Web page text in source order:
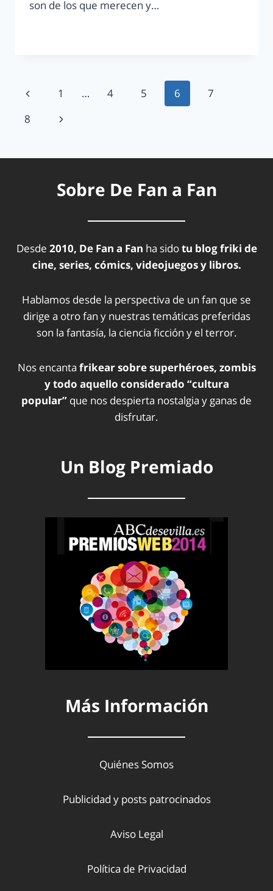
son de los que merecen y…
1 … 4 5 6
7
8
Sobre De Fan a Fan
Desde 2010, De Fan a Fan ha sidotu blog friki de
cine, series, cómics, videojuegos y libros.
Hablamos desde la perspectiva de un fan que se
dirige a otro fan y nuestras temáticas preferidas
son la fantasía, la ciencia ficción y el terror.
Nos encanta frikear sobre superhéroes, zombis
y todo aquello considerado “cultura
popular” que nos despierta nostalgia y ganas de
disfrutar.
Un Blog Premiado
Más Información
Quiénes Somos
Publicidad y posts patrocinados
Aviso Legal
Política de Privacidad